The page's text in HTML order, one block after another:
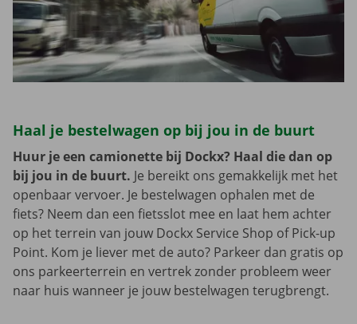
Haal je bestelwagen op bij jou in de buurt
Huur je een camionette bij Dockx? Haal die dan op
bij jou in de buurt. Je bereikt ons gemakkelijk met het
openbaar vervoer. Je bestelwagen ophalen met de
fiets? Neem dan een fietsslot mee en laat hem achter
op het terrein van jouw Dockx Service Shop of Pick-up
Point. Kom je liever met de auto? Parkeer dan gratis op
ons parkeerterrein en vertrek zonder probleem weer
naar huis wanneer je jouw bestelwagen terugbrengt.